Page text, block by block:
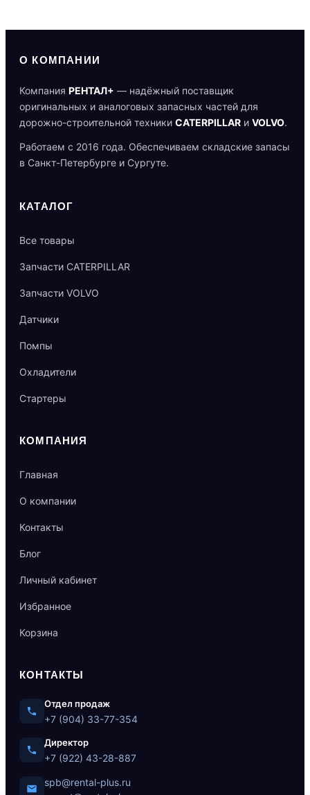
О КОМПАНИИ
Компания РЕНТАЛ+ — надёжный поставщик
оригинальных и аналоговых запасных частей для
дорожно-строительной техники CATERPILLAR и VOLVO.
Работаем с 2016 года. Обеспечиваем складские запасы
в Санкт-Петербурге и Сургуте.
КАТАЛОГ
Все товары
Запчасти CATERPILLAR
Запчасти VOLVO
Датчики
Помпы
Охладители
Стартеры
КОМПАНИЯ
Главная
О компании
Контакты
Блог
Личный кабинет
Избранное
Корзина
КОНТАКТЫ
Отдел продаж
+7 (904) 33-77-354
Директор
+7 (922) 43-28-887
spb@rental-plus.ru